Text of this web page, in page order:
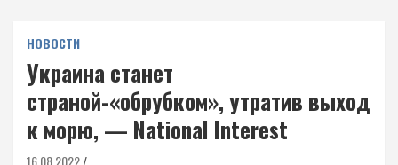
НОВОСТИ
Украина станет
страной-«обрубком», утратив выход
к морю, — National Interest
16.08.2022